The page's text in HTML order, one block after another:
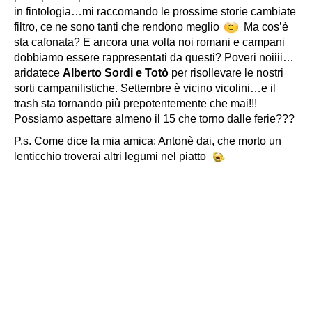
in fintologia…mi raccomando le prossime storie cambiate
filtro, ce ne sono tanti che rendono meglio
Ma cos’è
sta cafonata? E ancora una volta noi romani e campani
dobbiamo essere rappresentati da questi? Poveri noiiii…
aridatece Alberto Sordi e Totò per risollevare le nostri
sorti campanilistiche. Settembre è vicino vicolini…e il
trash sta tornando più prepotentemente che mai!!!
Possiamo aspettare almeno il 15 che torno dalle ferie???
P.s. Come dice la mia amica: Antonè dai, che morto un
lenticchio troverai altri legumi nel piatto